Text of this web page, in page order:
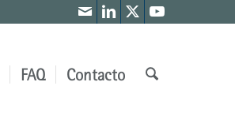
FAQ Contacto